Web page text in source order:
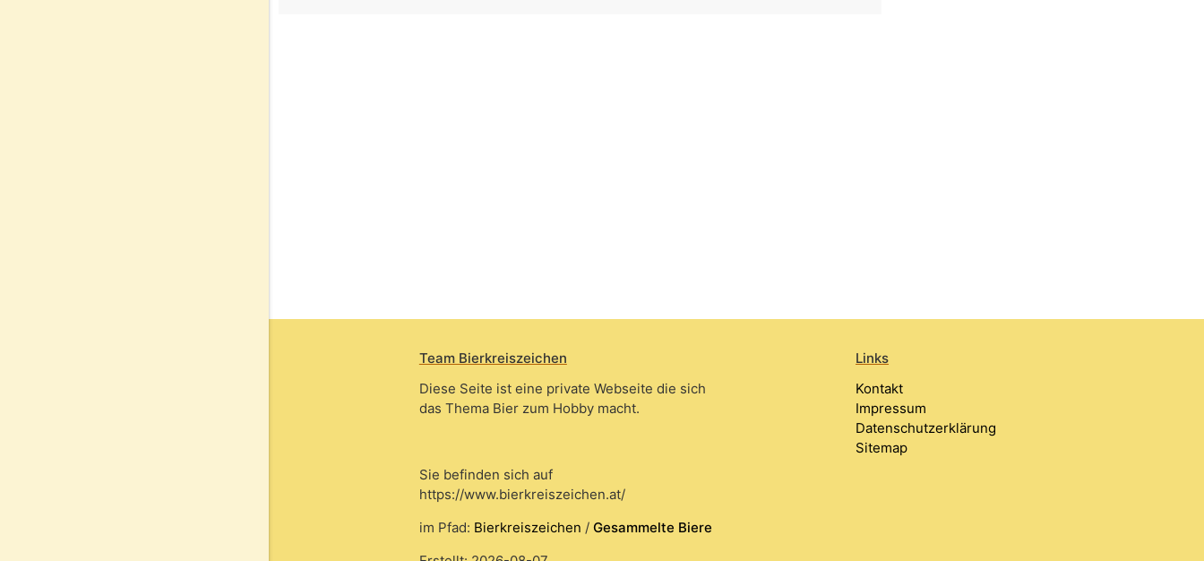
Team Bierkreiszeichen
Diese Seite ist eine private Webseite die sich
das Thema Bier zum Hobby macht.
Sie befinden sich auf
https://www.bierkreiszeichen.at/
im Pfad: Bierkreiszeichen / Gesammelte Biere
Links
Kontakt
Impressum
Datenschutzerklärung
Sitemap